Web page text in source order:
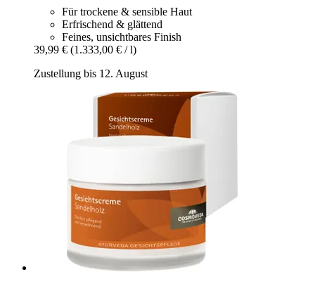
Für trockene & sensible Haut
Erfrischend & glättend
Feines, unsichtbares Finish
39,99 € (1.333,00 € / l)
Zustellung bis 12. August